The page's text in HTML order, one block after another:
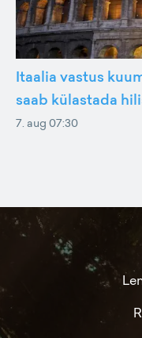
Itaalia vastus
saab külastada
7. aug 07:30